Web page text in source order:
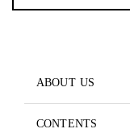
ABOUT US
CONTENTS